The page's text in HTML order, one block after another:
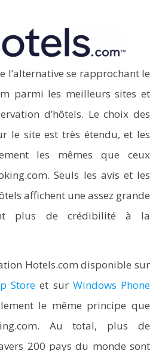
l’alternative se rapprochant le
parmi les meilleurs sites et
d’hôtels. Le choix des
le site est très étendu, et les
les mêmes que ceux
Seuls les avis et les
affichent une assez grande
plus de crédibilité à la
Hotels.com disponible sur
Store et sur Windows Phone
le même principe que
Au total, plus de
200 pays du monde sont